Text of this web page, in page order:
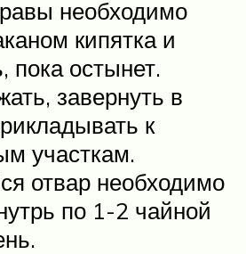
необходимо
кипятка и
пока остынет.
завернуть в
к
участкам.
отвар необходимо
по 1-2 чайной